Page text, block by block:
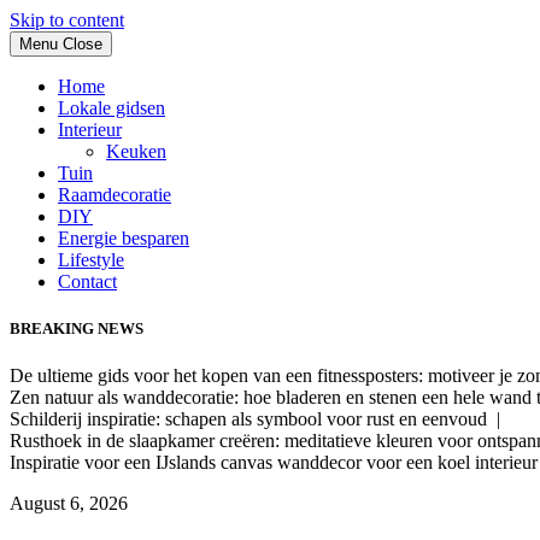
Skip to content
Menu Close
Home
Lokale gidsen
Interieur
Keuken
Tuin
Raamdecoratie
DIY
Energie besparen
Lifestyle
Contact
BREAKING NEWS
De ultieme gids voor het kopen van een fitnessposters: motiveer je
Zen natuur als wanddecoratie: hoe bladeren en stenen een hele
Schilderij inspiratie: schapen als symbool voor rust en eenvoud |
Rusthoek in de slaapkamer creëren: meditatieve kleuren voor
Inspiratie voor een IJslands canvas wanddecor voor een koel
August 6, 2026